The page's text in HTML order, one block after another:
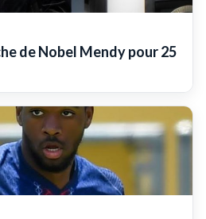
de Nobel Mendy pour 25